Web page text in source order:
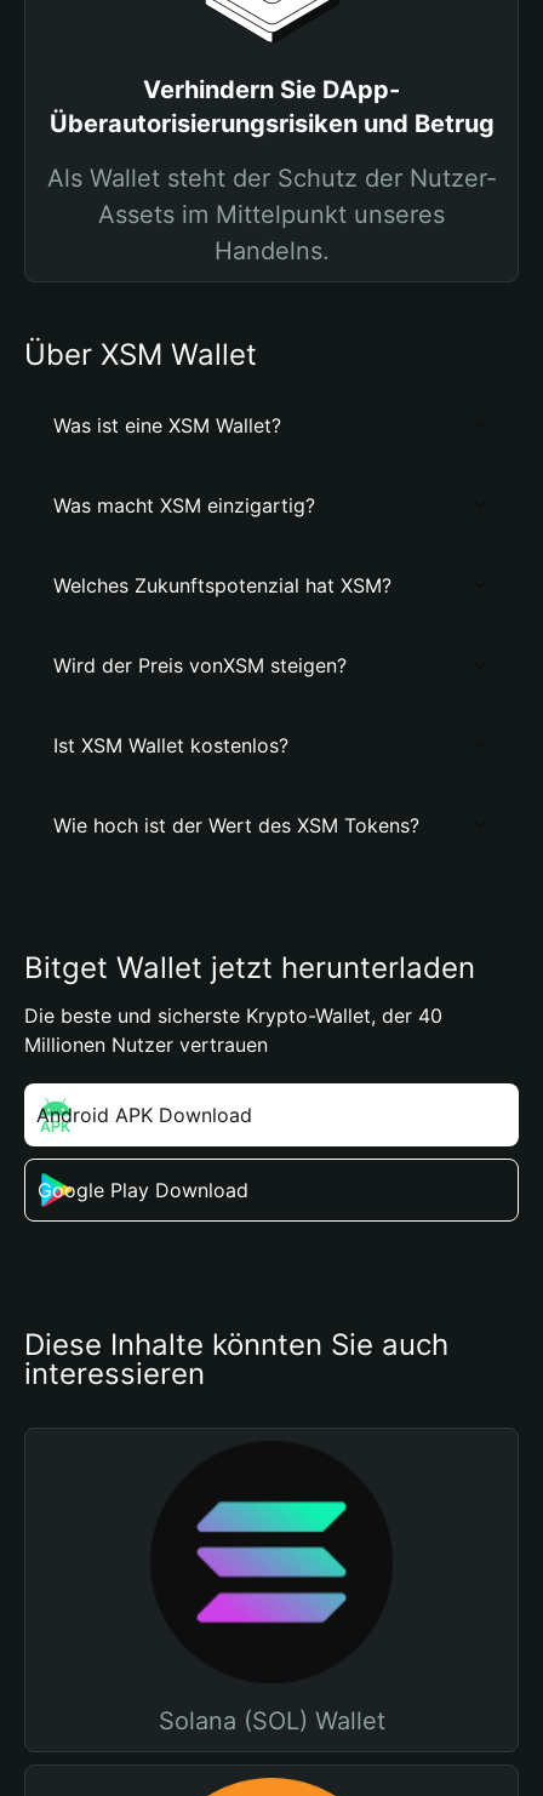
Verhindern Sie DApp-
Überautorisierungsrisiken und Betrug
Als Wallet steht der Schutz der Nutzer-
Assets im Mittelpunkt unseres
Handelns.
Über XSM Wallet
Was ist eine XSM Wallet?
Was macht XSM einzigartig?
Welches Zukunftspotenzial hat XSM?
Wird der Preis vonXSM steigen?
Ist XSM Wallet kostenlos?
Wie hoch ist der Wert des XSM Tokens?
Bitget Wallet jetzt herunterladen
Die beste und sicherste Krypto-Wallet, der 40
Millionen Nutzer vertrauen
Android APK Download
Google Play Download
Diese Inhalte könnten Sie auch
interessieren
Solana (SOL) Wallet